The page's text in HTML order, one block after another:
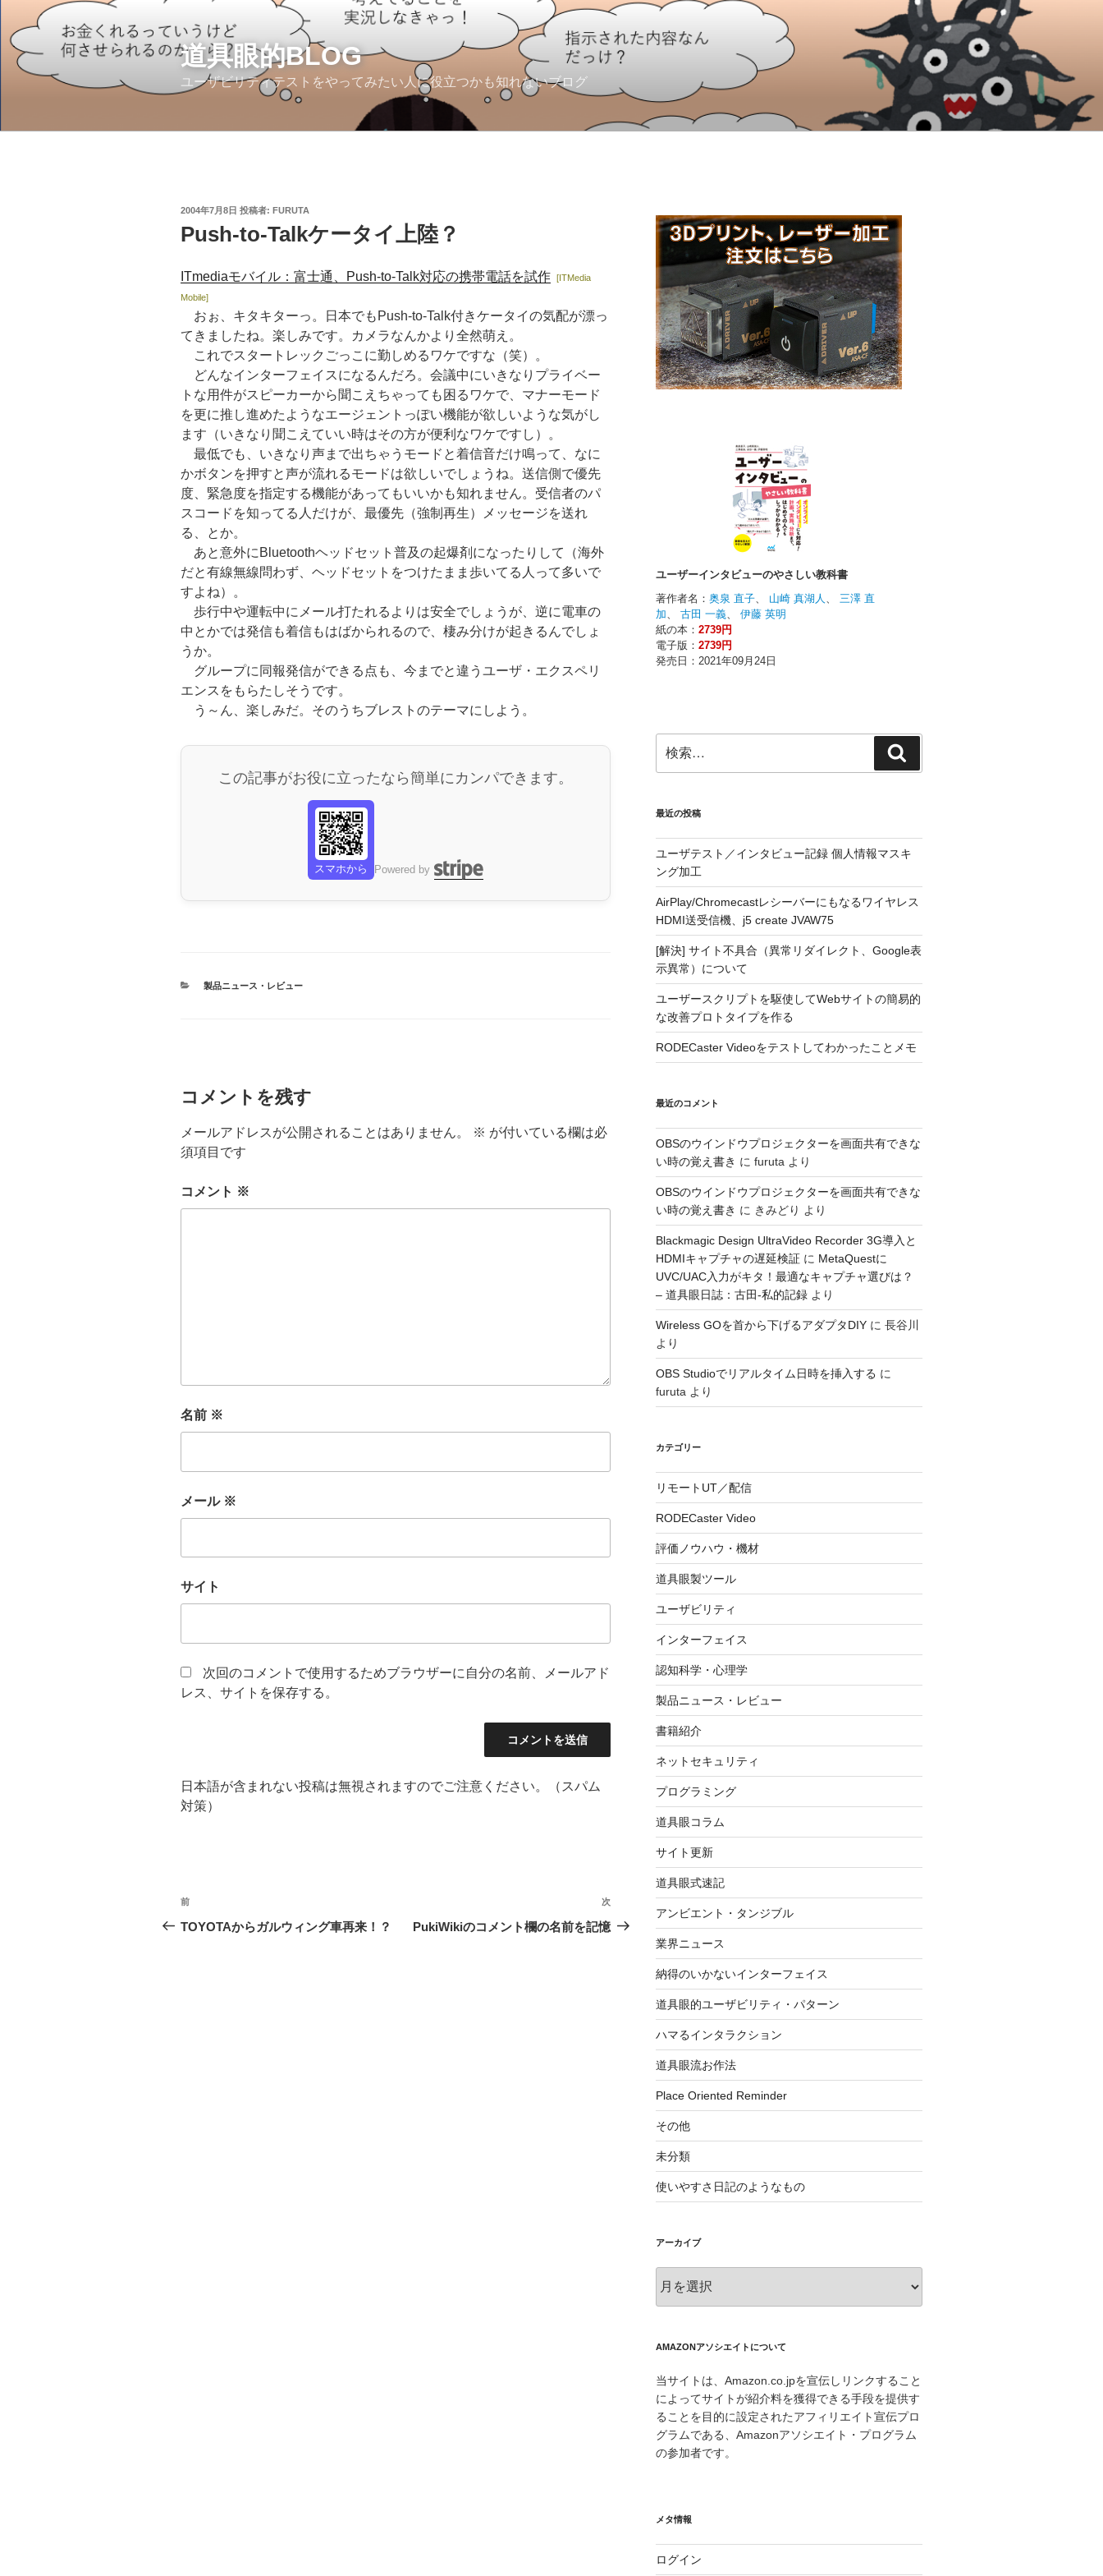
テ
道具眼的BLOG
ユーザビリティテストをやってみたい人に役立つかも知れないブログ
投
日:
2004年7月8日 投稿者: FURUTA
Push-to-Talkケータイ上陸？
ITmediaモバイル：富士通、Push-to-Talk対応の携帯電話を試作
[ITMedia
Mobile]
おぉ、キタキターっ。日本でもPush-to-Talk付きケータイの気配が漂っ
てきましたね。楽しみです。カメラなんかより全然萌え。
これでスタートレックごっこに勤しめるワケですな（笑）。
どんなインターフェイスになるんだろ。会議中にいきなりプライベー
トな用件がスピーカーから聞こえちゃっても困るワケで、マナーモード
を更に推し進めたようなエージェントっぽい機能が欲しいような気がし
ます（いきなり聞こえていい時はその方が便利なワケですし）。
最低でも、いきなり声まで出ちゃうモードと着信音だけ鳴って、なに
かボタンを押すと声が流れるモードは欲しいでしょうね。送信側で優先
度、緊急度を指定する機能があってもいいかも知れません。受信者のパ
スコードを知ってる人だけが、最優先（強制再生）メッセージを送れ
る、とか。
あと意外にBluetoothヘッドセット普及の起爆剤になったりして（海外
だと有線無線問わず、ヘッドセットをつけたまま歩いてる人って多いで
すよね）。
歩行中や運転中にメール打たれるよりは安全でしょうが、逆に電車の
中とかでは発信も着信もはばかられるので、棲み分けが起きるんでしょ
うか。
グループに同報発信ができる点も、今までと違うユーザ・エクスペリ
エンスをもらたしそうです。
う～ん、楽しみだ。そのうちブレストのテーマにしよう。
この記事がお役に立ったなら簡単にカンパできます。
スマホから Powered by
カ
製品ニュース・レビュー
コメントを残す
メールアドレスが公開されることはありません。 ※ が付いている欄は必
須項目です
コメント ※
名前 ※
メール ※
サイト
次回のコメントで使用するためブラウザーに自分の名前、メールアド
レス、サイトを保存する。
日本語が含まれない投稿は無視されますのでご注意ください。（スパム
対策）
投
稿
前
の
前
TOYOTAからガルウィング車再来！？
次
の
次
PukiWikiのコメント欄の名前を記憶
索:
索
最近の投稿
ユーザテスト／インタビュー記録 個人情報マスキ
ング加工
AirPlay/Chromecastレシーバーにもなるワイヤレス
HDMI送受信機、j5 create JVAW75
[解決] サイト不具合（異常リダイレクト、Google表
示異常）について
ユーザースクリプトを駆使してWebサイトの簡易的
な改善プロトタイプを作る
RODECaster Videoをテストしてわかったことメモ
最近のコメント
OBSのウインドウプロジェクターを画面共有できな
い時の覚え書き に furutaより
OBSのウインドウプロジェクターを画面共有できな
い時の覚え書き に きみどり より
Blackmagic Design UltraVideo Recorder 3G導入と
HDMIキャプチャの遅延検証に MetaQuestに
UVC/UAC入力がキタ！最適なキャプチャ選びは？
– 道具眼日誌：古田-私的記録より
Wireless GOを首から下げるアダプタDIYに 長谷川
より
OBS Studioでリアルタイム日時を挿入する に
furutaより
カテゴリー
リモートUT／配信
RODECaster Video
評価ノウハウ・機材
道具眼製ツール
ユーザビリティ
インターフェイス
認知科学・心理学
製品ニュース・レビュー
書籍紹介
ネットセキュリティ
プログラミング
道具眼コラム
サイト更新
道具眼式速記
アンビエント・タンジブル
業界ニュース
納得のいかないインターフェイス
道具眼的ユーザビリティ・パターン
ハマるインタラクション
道具眼流お作法
Place Oriented Reminder
その他
未分類
使いやすさ日記のようなもの
アーカイブ
ー
ブ
AMAZONアソシエイトについて
当サイトは、Amazon.co.jpを宣伝しリンクすること
によってサイトが紹介料を獲得できる手段を提供す
ることを目的に設定されたアフィリエイト宣伝プロ
グラムである、Amazonアソシエイト・プログラム
の参加者です。
メタ情報
ログイン